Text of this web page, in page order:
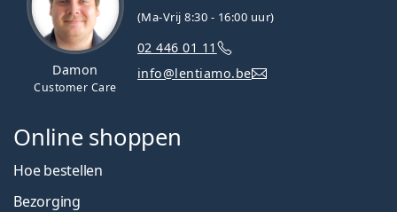
Damon
Customer Care
(Ma-Vrij 8:30 - 16:00 uur)
02 446 01 11
info@lentiamo.be
Online shoppen
Hoe bestellen
Bezorging